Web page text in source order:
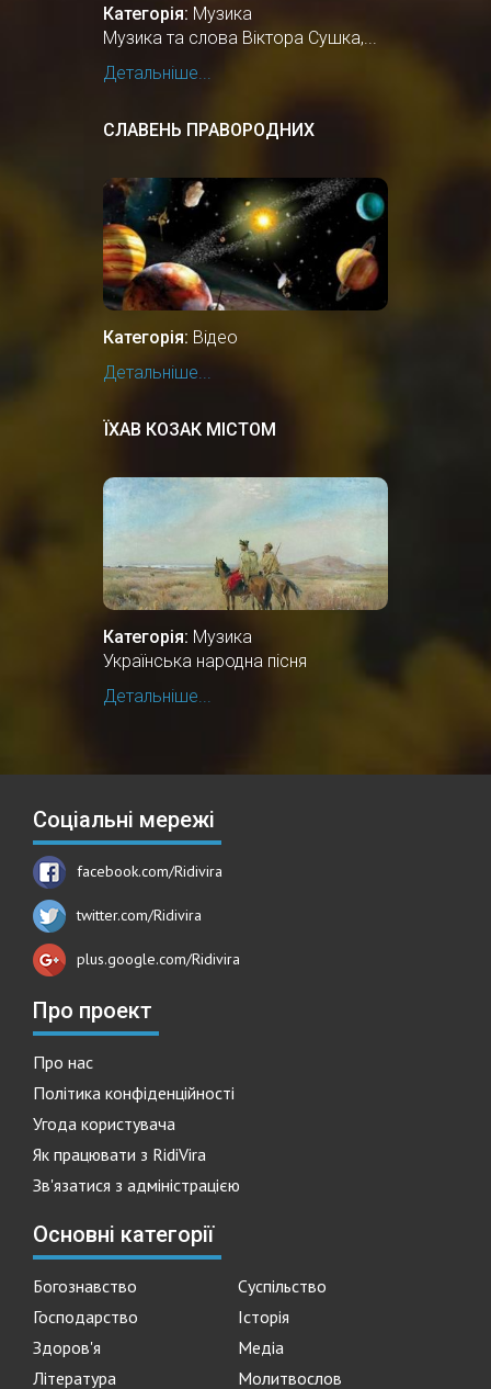
Категорія: Музика
Музика та слова Віктора Сушка,...
Детальніше...
СЛАВЕНЬ ПРАВОРОДНИХ
Категорія: Відео
Детальніше...
ЇХАВ КОЗАК МІСТОМ
Категорія: Музика
Українська народна пісня
Детальніше...
Соціальні мережі
facebook.com/Ridivira
twitter.com/Ridivira
plus.google.com/Ridivira
Про проект
Про нас
Політика конфіденційності
Угода користувача
Як працювати з RidiVira
Зв'язатися з адміністрацією
Основні категорії
Богознавство
Суспільство
Господарство
Історія
Здоров'я
Медіа
Література
Молитвослов